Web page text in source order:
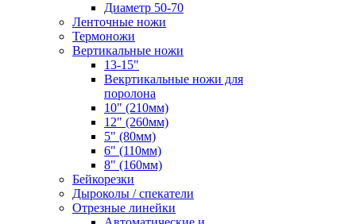
Диаметр 50-70
Ленточные ножи
Термоножи
Вертикальные ножи
13-15"
Векртикальные ножи для
поролона
10" (210мм)
12" (260мм)
5" (80мм)
6" (110мм)
8" (160мм)
Бейкорезки
Дыроколы / спекатели
Отрезные линейки